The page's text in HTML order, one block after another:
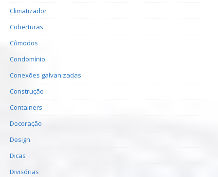
Climatizador
Coberturas
Cômodos
Condomínio
Conexões galvanizadas
Construção
Containers
Decoração
Design
Dicas
Divisórias